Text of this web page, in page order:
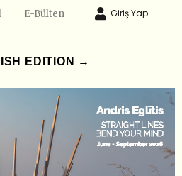
E-Bülten Giriş Yap
EDITION →